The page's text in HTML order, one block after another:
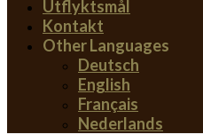
Utflyktsmål
Kontakt
Other Languages
Deutsch
English
Français
Nederlands